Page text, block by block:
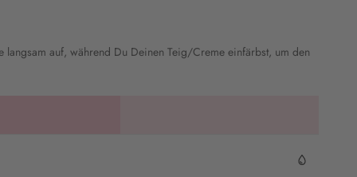
auf, während Du Deinen Teig/Creme einfärbst, um den